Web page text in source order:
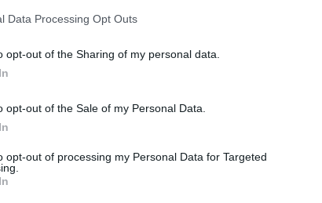
Data Processing Opt Outs
opt-out of the Sharing of my personal data.
opt-out of the Sale of my Personal Data.
opt-out of processing my Personal Data for Targeted
Έμμα Κόριν(Emma Corrin),
τον ρόλο του παραγωγού μαζί με τους Κρις και
Τζεφ Ρομπίνοφ (Jeff Robinov) και Τζον Γκράχαμ